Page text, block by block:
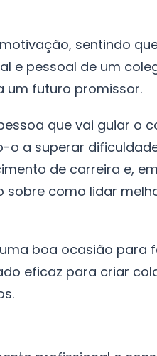
sentindo
e pessoal de um
um futuro promissor.
que vai guiar o
o a superar
de carreira e,
como lidar
boa ocasião para
eficaz para criar